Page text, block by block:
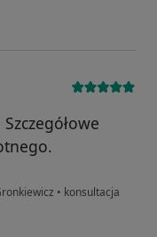
• konsultacja